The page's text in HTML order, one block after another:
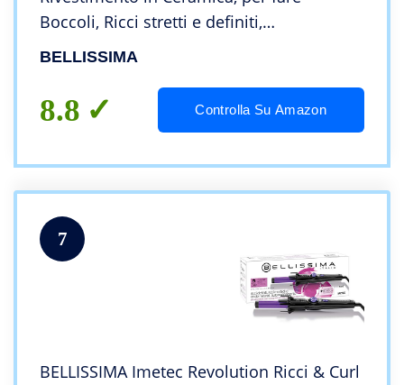
Boccoli, Ricci stretti e definiti,
Temperatura 150°C / 210°C, cono 18 / 25
capelli
BELLISSIMA
8.8 Controlla Su Amazon
7
BELLISSIMA Imetec Revolution Ricci & Curl